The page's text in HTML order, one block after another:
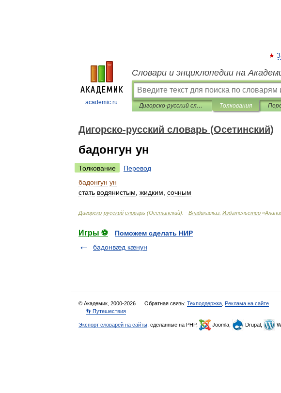
academic.ru
Словари и энциклопедии на
Дигорско-русский словарь (Осетинский) Толкования
Дигорско-русский словарь (Осетинский)
бадонгун ун
Толкование
Перевод
бадонгун ун
стать водянистым жидким сочным
Дигорско-русский словарь (Осетинский). - Владикавказ: Издательство «
Игры ⚽
Поможем сделать НИР
бадонвæд кæнун
© Академик, 2000-2026 Обратная связь: Техподдержка Реклама на сайте
👣 Путешествия
Экспорт словарей на сайты , сделанные на PHP, Joomla, Drupal,